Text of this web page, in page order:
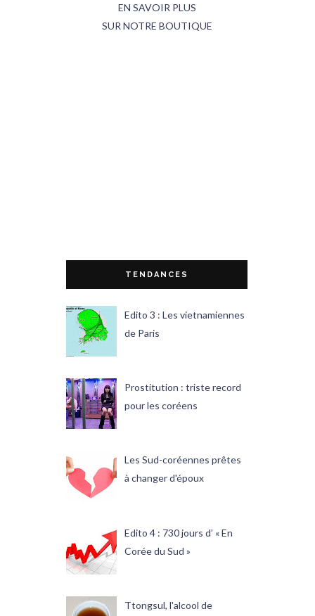
EN SAVOIR PLUS
SUR NOTRE BOUTIQUE
TENDANCES
Edito 3 : Les vietnamiennes
de Paris
Prostitution : triste record
pour les coréens
Les Sud-coréennes prêtes
à changer d'époux
Edito 4 : 730 jours d’ « En
Corée du Sud »
Ttongsul, l'alcool de